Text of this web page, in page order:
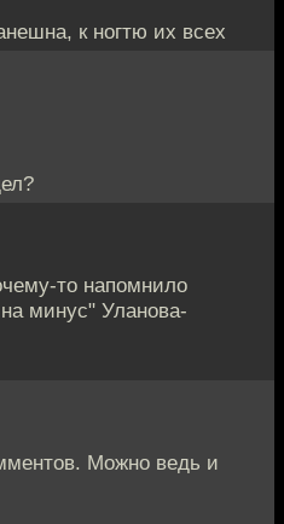
к ногтю их всех
то напомнило
минус" Уланова-
Можно ведь и